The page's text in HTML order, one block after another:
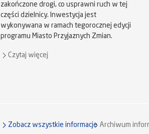
zakończone drogi, co usprawni ruch w tej
części dzielnicy. Inwestycja jest
wykonywana w ramach tegorocznej edycji
programu Miasto Przyjaznych Zmian.
Czytaj więcej
Zobacz wszystkie informacje Archiwum